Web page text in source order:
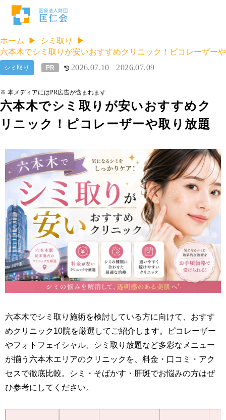
ホーム
シミ取り
六本木でシミ取りが安いおすすめクリニック！ピコレーザー
六本木でシミ取りが安いおすすめク
リニック！ピコレーザーや取り放題
2026.07.10 2026.07.09
シミ取り PR
※ 本メディアにはPR広告が含まれます
六本木でシミ取り施術を検討している方に向けて、おすす
めクリニック10院を厳選してご紹介します。ピコレーザー
やフォトフェイシャル、シミ取り放題など多彩なメニュー
が揃う六本木エリアのクリニックを、料金・口コミ・アク
セスで徹底比較。シミ・そばかす・肝斑でお悩みの方はぜ
ひ参考にしてください。